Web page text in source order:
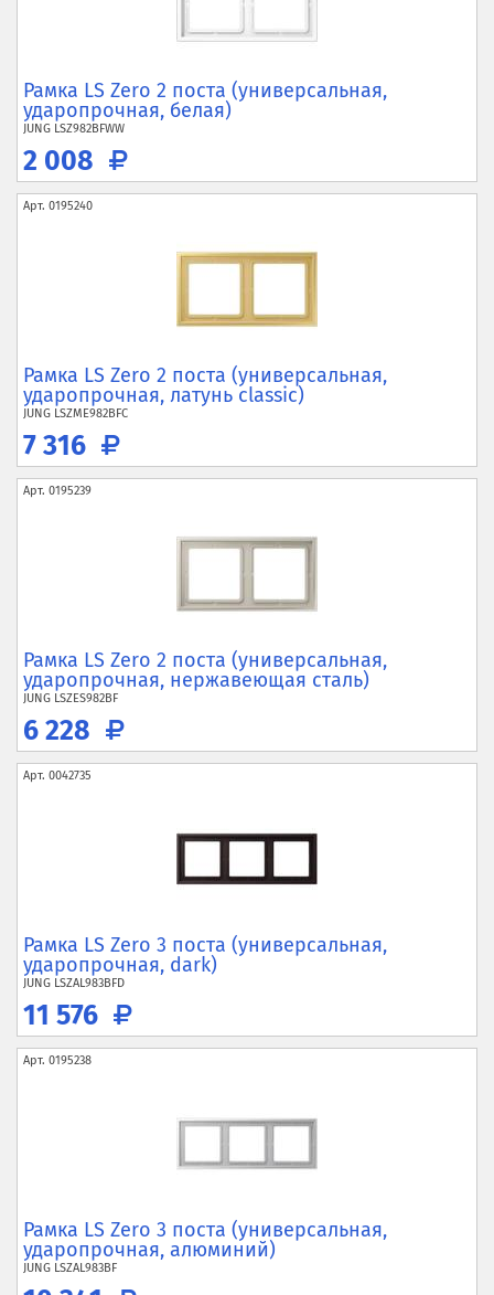
Рамка LS Zero 2 поста (универсальная,
ударопрочная, белая)
JUNG LSZ982BFWW
2 008
Арт. 0195240
Рамка LS Zero 2 поста (универсальная,
ударопрочная, латунь classic)
JUNG LSZME982BFC
7 316
Арт. 0195239
Рамка LS Zero 2 поста (универсальная,
ударопрочная, нержавеющая сталь)
JUNG LSZES982BF
6 228
Арт. 0042735
Рамка LS Zero 3 поста (универсальная,
ударопрочная, dark)
JUNG LSZAL983BFD
11 576
Арт. 0195238
Рамка LS Zero 3 поста (универсальная,
ударопрочная, алюминий)
JUNG LSZAL983BF